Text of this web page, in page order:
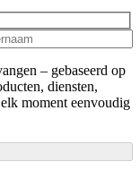
– gebaseerd op
diensten,
moment eenvoudig